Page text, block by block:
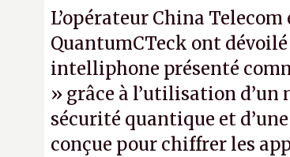
L’opérateur China
QuantumCTeck ont
intelliphone présenté
» grâce à l’utilisation d’un
sécurité quantique et
conçue pour chiffrer les